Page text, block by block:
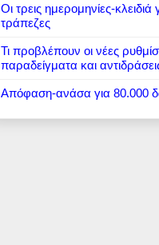
Οι τρεις ημερομηνίες-
τράπεζες
Τι προβλέπουν οι νέες
παραδείγματα και
Απόφαση-ανάσα για 80.000